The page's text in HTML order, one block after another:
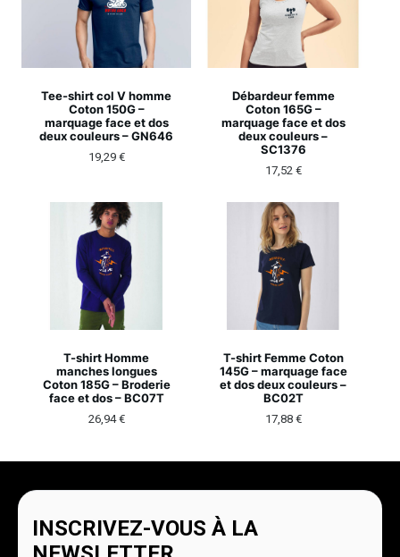
Tee-shirt col V homme
Coton 150G –
marquage face et dos
deux couleurs – GN646
19,29 €
Débardeur femme
Coton 165G –
marquage face et dos
deux couleurs –
SC1376
17,52 €
T-shirt Homme
manches longues
Coton 185G – Broderie
face et dos – BC07T
26,94€
T-shirt Femme Coton
145G – marquage face
et dos deux couleurs –
BC02T
17,88 €
INSCRIVEZ-VOUS À LA